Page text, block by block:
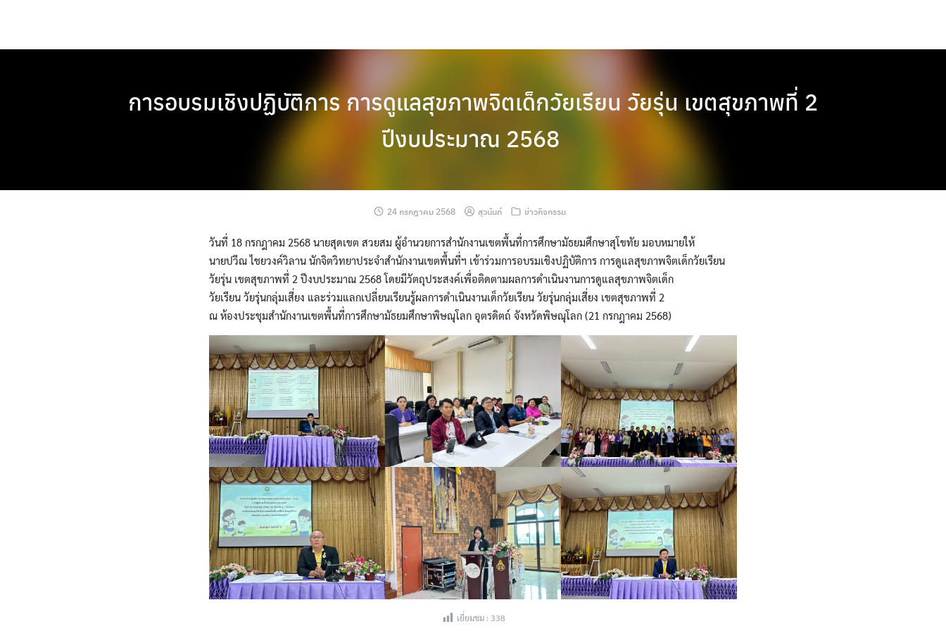
Search
for:
การอบรมเชิงปฏิบัติการ การดูแลสุขภาพจิตเด็กวัยเรียน วัยรุ่น เขตสุขภาพที่ 2
ปีงบประมาณ 2568
24 กรกฎาคม 2568 สุวนันท์ ข่าวกิจกรรม
วันที่ 18 กรกฎาคม 2568 นายสุดเขต สวยสม ผู้อำนวยการสำนักงานเขตพื้นที่การศึกษามัธยมศึกษาสุโขทัย มอบหมายให้
นายปวีณ ไชยวงค์วิลาน นักจิตวิทยาประจำสำนักงานเขตพื้นที่ฯ เข้าร่วมการอบรมเชิงปฏิบัติการ การดูแลสุขภาพจิตเด็กวัยเรียน
วัยรุ่น เขตสุขภาพที่ 2 ปีงบประมาณ 2568 โดยมีวัตถุประสงค์เพื่อติดตามผลการดำเนินงานการดูแลสุขภาพจิตเด็ก
วัยเรียน วัยรุ่นกลุ่มเสี่ยง และร่วมแลกเปลี่ยนเรียนรู้ผลการดำเนินงานเด็กวัยเรียน วัยรุ่นกลุ่มเสี่ยง เขตสุขภาพที่ 2
ณ ห้องประชุมสำนักงานเขตพื้นที่การศึกษามัธยมศึกษาพิษณุโลก อุตรดิตถ์ จังหวัดพิษณุโลก (21 กรกฎาคม 2568)
เยี่ยมชม : 338